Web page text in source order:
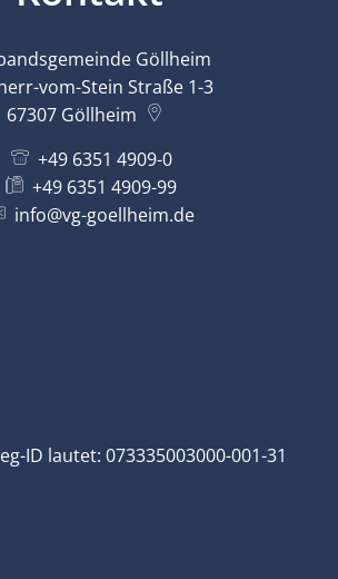
Göllheim
vom-Stein Straße 1-3
67307 Göllheim
+49 6351 4909-0
+49 6351 4909-99
info@vg-goellheim.de
ID lautet: 073335003000-001-31